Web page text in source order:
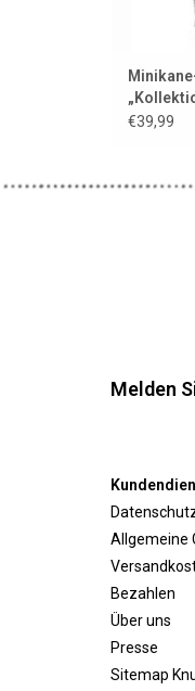
€39,99
Melden
Allgemeine
Bezahlen
Über uns
Presse
Sitemap